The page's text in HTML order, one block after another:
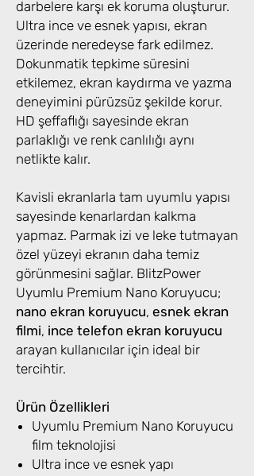
darbelere karşı ek koruma oluşturur.
Ultra ince ve esnek yapısı, ekran
üzerinde neredeyse fark edilmez.
Dokunmatik tepkime süresini
etkilemez, ekran kaydırma ve yazma
deneyimini pürüzsüz şekilde korur.
HD şeffaflığı sayesinde ekran
parlaklığı ve renk canlılığı aynı
netlikte kalır.
Kavisli ekranlarla tam uyumlu yapısı
sayesinde kenarlardan kalkma
yapmaz. Parmak izi ve leke tutmayan
özel yüzeyi ekranın daha temiz
görünmesini sağlar. BlitzPower
Uyumlu Premium Nano Koruyucu;
nano ekran koruyucu, esnek ekran
filmi, ince telefon ekran koruyucu
arayan kullanıcılar için ideal bir
tercihtir.
Ürün Özellikleri
Uyumlu Premium Nano Koruyucu
film teknolojisi
Ultra ince ve esnek yapı